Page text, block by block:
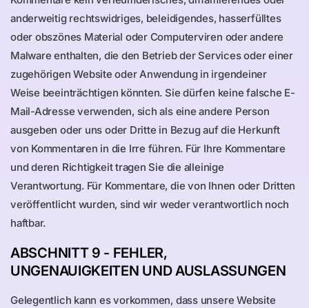
anderweitig rechtswidriges, beleidigendes, hasserfülltes
oder obszönes Material oder Computerviren oder andere
Malware enthalten, die den Betrieb der Services oder einer
zugehörigen Website oder Anwendung in irgendeiner
Weise beeinträchtigen könnten. Sie dürfen keine falsche E-
Mail-Adresse verwenden, sich als eine andere Person
ausgeben oder uns oder Dritte in Bezug auf die Herkunft
von Kommentaren in die Irre führen. Für Ihre Kommentare
und deren Richtigkeit tragen Sie die alleinige
Verantwortung. Für Kommentare, die von Ihnen oder Dritten
veröffentlicht wurden, sind wir weder verantwortlich noch
haftbar.
ABSCHNITT 9 - FEHLER,
UNGENAUIGKEITEN UND AUSLASSUNGEN
Gelegentlich kann es vorkommen, dass unsere Website